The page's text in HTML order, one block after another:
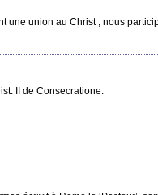
une union au Christ ; nous
II de Consecratione.